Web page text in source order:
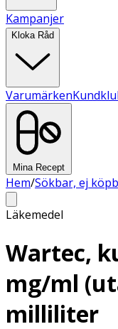
Kampanjer
Kloka Råd
Varumärken
Mina Recept
Hem/Sökbar, ej
Läkemedel
Wartec,
mg/ml
milliliter